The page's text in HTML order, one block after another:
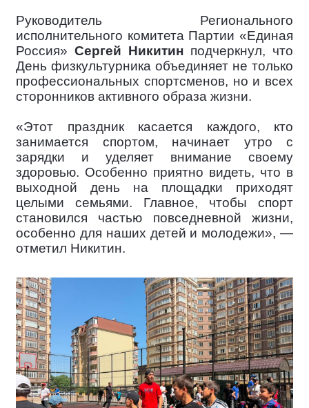
Руководитель Регионального
исполнительного комитета Партии «Единая
Россия» Сергей Никитин подчеркнул, что
День физкультурника объединяет не только
профессиональных спортсменов, но и всех
сторонников активного образа жизни.
«Этот праздник касается каждого, кто
занимается спортом, начинает утро с
зарядки и уделяет внимание своему
здоровью. Особенно приятно видеть, что в
выходной день на площадки приходят
целыми семьями. Главное, чтобы спорт
становился частью повседневной жизни,
особенно для наших детей и молодежи», —
отметил Никитин.